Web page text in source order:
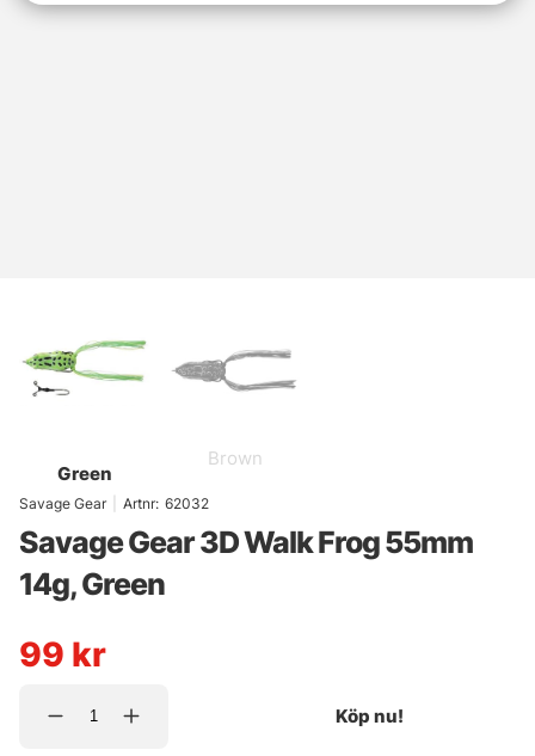
Brown
Green
Savage Gear Artnr: 62032
Savage Gear 3D Walk Frog 55mm
14g, Green
99 kr
Köp nu!